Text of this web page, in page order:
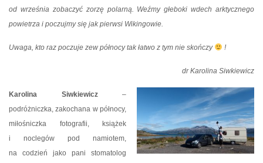
od września zobaczyć zorzę polarną. Weźmy głeboki wdech arktycznego
powietrza i poczujmy się jak pierwsi Wikingowie.
Uwaga, kto raz poczuje zew północy tak łatwo z tym nie skończy !
dr Karolina Siwkiewicz
Karolina Siwkiewicz–
podróżniczka, zakochana w północy,
miłośniczka fotografii, książek
i noclegów pod namiotem,
na codzień jako pani stomatolog